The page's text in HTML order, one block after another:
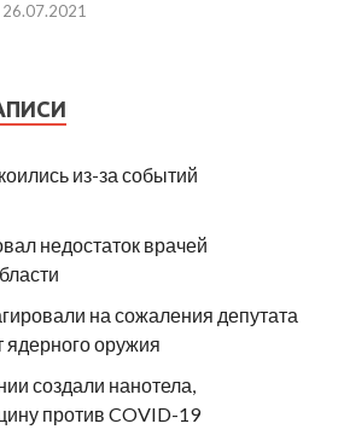
26.07.2021
из-за событий
недостаток врачей
на сожаления депутата
ядерного оружия
создали нанотела,
против COVID-19